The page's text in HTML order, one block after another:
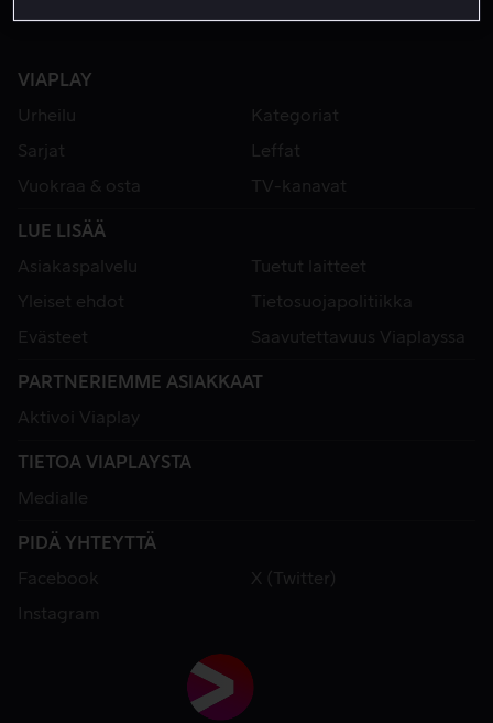
VIAPLAY
Urheilu
Kategoriat
Sarjat
Leffat
Vuokraa & osta
TV-kanavat
LUE LISÄÄ
Asiakaspalvelu
Tuetut laitteet
Yleiset ehdot
Tietosuojapolitiikka
Evästeet
Saavutettavuus Viaplayssa
PARTNERIEMME ASIAKKAAT
Aktivoi Viaplay
TIETOA VIAPLAYSTA
Medialle
PIDÄ YHTEYTTÄ
Facebook
X (Twitter)
Instagram